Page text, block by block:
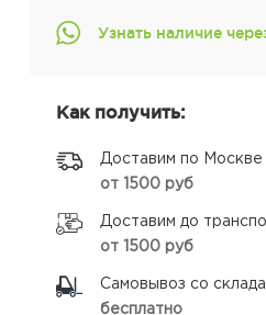
Узнать наличие
Как получить:
Доставим по Москве
от 1500 руб
Доставим до
от 1500 руб
Самовывоз со склада
бесплатно